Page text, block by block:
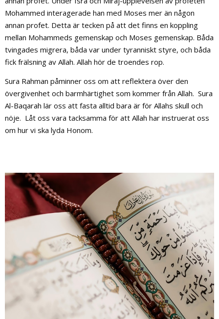
Mohammed interagerade han med Moses mer än någon
annan profet. Detta är tecken på att det finns en koppling
mellan Mohammeds gemenskap och Moses gemenskap. Båda
tvingades migrera, båda var under tyranniskt styre, och båda
fick frälsning av Allah. Allah hör de troendes rop.
Sura Rahman påminner oss om att reflektera över den
övergivenhet och barmhärtighet som kommer från Allah. Sura
Al-Baqarah lär oss att fasta alltid bara är för Allahs skull och
nöje. Låt oss vara tacksamma för att Allah har instruerat oss
om hur vi ska lyda Honom.